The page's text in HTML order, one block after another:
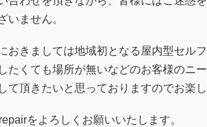
いません。
おきましては地域初となる屋内型セル
たくても場所が無いなどのお客様のニ
て頂きたいと思っておりますのでお楽し
をよろしくお願いいたします。